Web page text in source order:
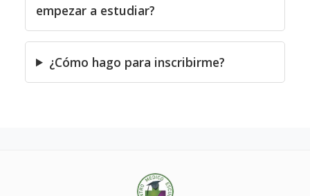
empezar a estudiar?
¿Cómo hago para inscribirme?